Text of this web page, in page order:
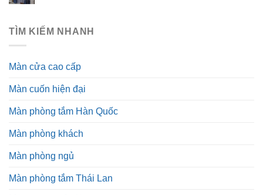
TÌM KIẾM NHANH
Màn cửa cao cấp
Màn cuốn hiện đại
Màn phòng tắm Hàn Quốc
Màn phòng khách
Màn phòng ngủ
Màn phòng tắm Thái Lan